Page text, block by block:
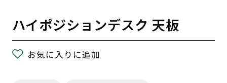
ハイポジションデスク 天板
お気に入りに追加